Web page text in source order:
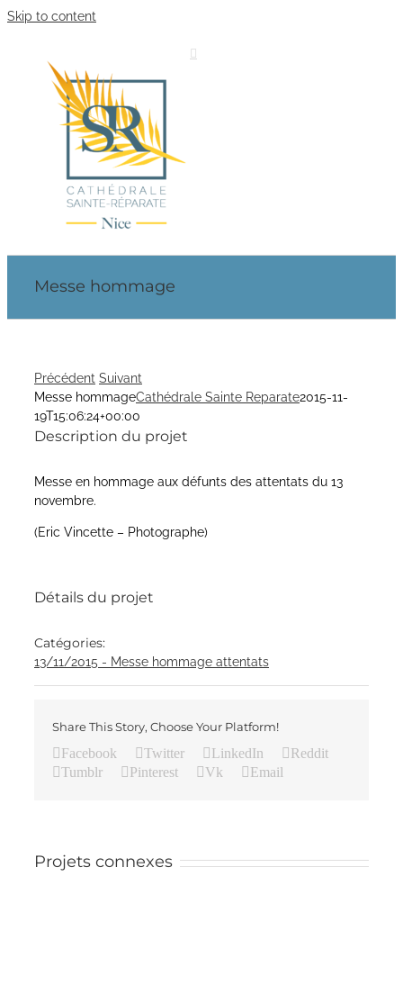
Skip to content
Messe hommage
Précédent Suivant
Messe hommageCathédrale Sainte Reparate2015-11-
19T15:06:24+00:00
Description du projet
Messe en hommage aux défunts des attentats du 13
novembre.
(Eric Vincette – Photographe)
Détails du projet
Catégories:
13/11/2015 - Messe hommage attentats
Share This Story, Choose Your Platform!
Facebook Twitter LinkedIn
Reddit
Tumblr
Pinterest Vk Email
Projets connexes